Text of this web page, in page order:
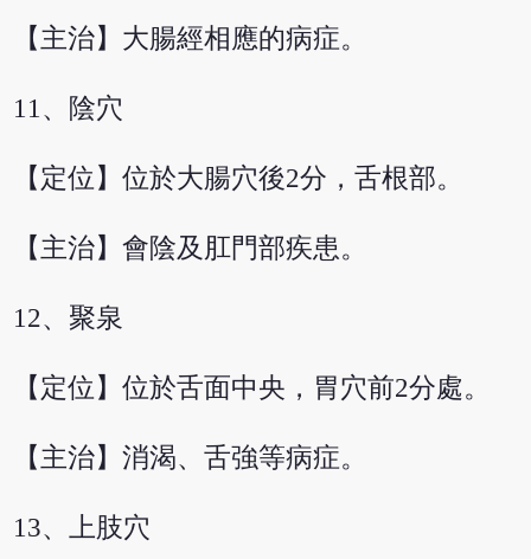
【主治】大腸經相應的病症。
11、陰穴
【定位】位於大腸穴後2分，舌根部。
【主治】會陰及肛門部疾患。
12、聚泉
【定位】位於舌面中央，胃穴前2分處。
【主治】消渴、舌強等病症。
13、上肢穴